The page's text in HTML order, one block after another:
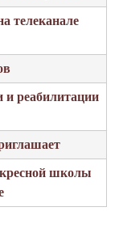
телеканале
реабилитации
школы